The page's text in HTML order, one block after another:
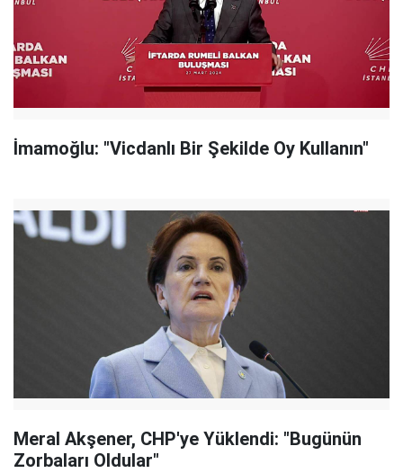
İmamoğlu: "Vicdanlı Bir Şekilde Oy Kullanın"
Meral Akşener, CHP'ye Yüklendi: "Bugünün
Zorbaları Oldular"